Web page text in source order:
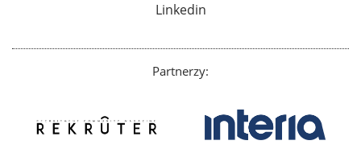
Linkedin
Partnerzy: